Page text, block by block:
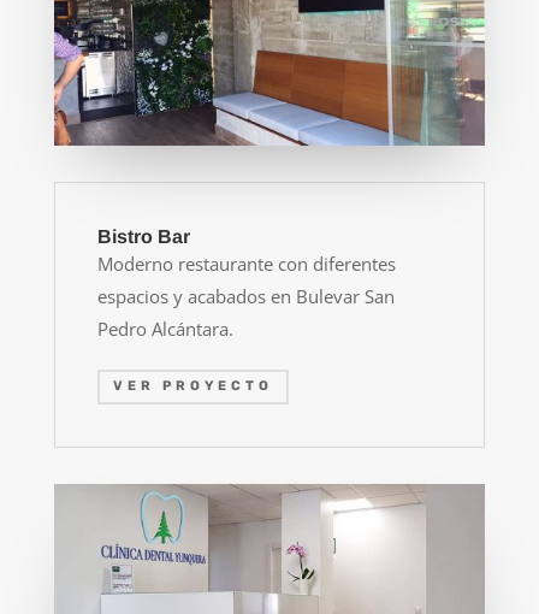
Bistro Bar
Moderno restaurante con diferentes
espacios y acabados en Bulevar San
Pedro Alcántara.
VER PROYECTO